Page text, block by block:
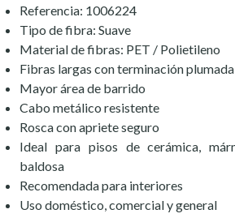
Referencia: 1006224
Tipo de fibra: Suave
Material de fibras: PET / Polietileno
Fibras largas con terminación plumada
Mayor área de barrido
Cabo metálico resistente
Rosca con apriete seguro
Ideal para pisos de cerámica,
baldosa
Recomendada para interiores
Uso doméstico, comercial y general